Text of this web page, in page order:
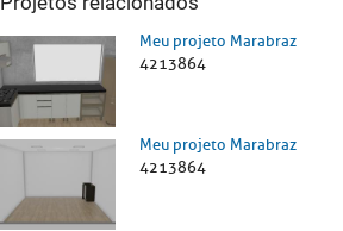
Meu projeto Marabraz
4213864
Meu projeto Marabraz
4213864